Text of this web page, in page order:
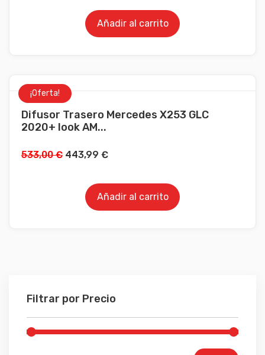
Filtrar por Precio
Añadir al carrito
¡Oferta!
Difusor Trasero Mercedes X253 GLC
2020+ look AM...
533,00€ 443,99 €
Añadir al carrito